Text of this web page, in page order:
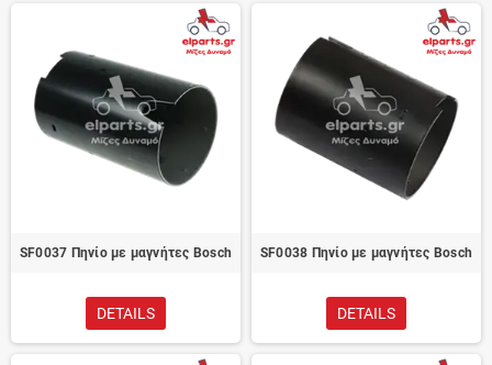
SF0037 Πηνίο με μαγνήτες Bosch
DETAILS
SF0038 Πηνίο με μαγνήτες Bosch
DETAILS